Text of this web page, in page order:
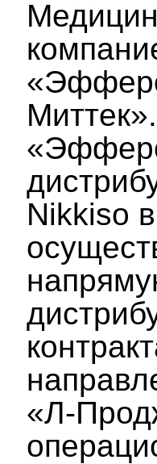
Nikkiso
«Л-